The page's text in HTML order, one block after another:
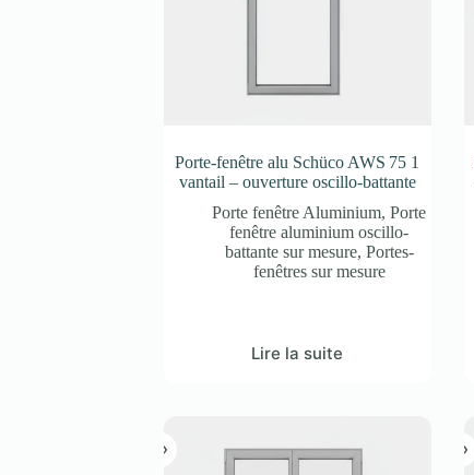
Porte-fenêtre alu Schüco AWS 75 1
vantail – ouverture oscillo-battante
Porte fenêtre Aluminium,Porte
fenêtre aluminium oscillo-
battante sur mesure, Portes-
fenêtres sur mesure
Lire la suite